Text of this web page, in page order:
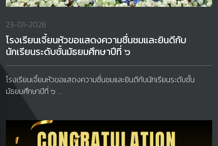
23-01-2026
โรงเรียนเจี้ยนหัวขอแสดงความชื่นชมและยินดีกับ
นักเรียนระดับชั้นมัธยมศึกษาปีที่ ๖
โรงเรียนเจี้ยนหัวขอแสดงความชื่นชมและยินดีกับนักเรียนระดับชั้น
มัธยมศึกษาปีที่ ๖ ...